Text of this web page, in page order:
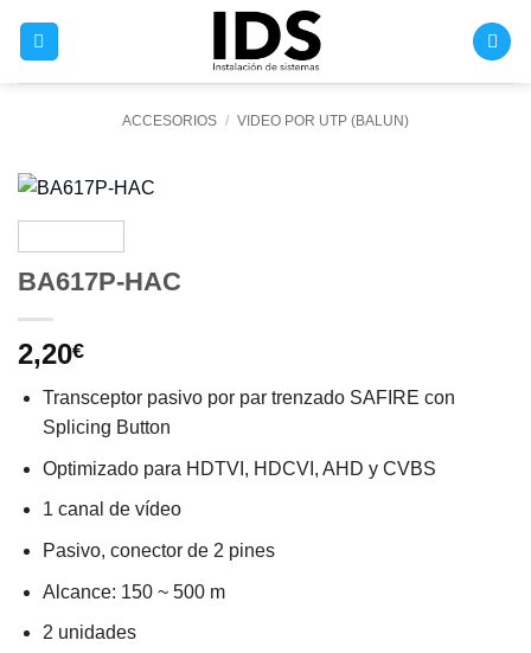
ACCESORIOS / VIDEO POR UTP (BALUN)
BA617P-HAC
2,20€
Transceptor pasivo por par trenzado SAFIRE con
Splicing Button
Optimizado para HDTVI, HDCVI, AHD y CVBS
1 canal de vídeo
Pasivo, conector de 2 pines
Alcance: 150 ~ 500 m
2 unidades